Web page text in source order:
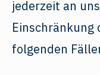
jederzeit an
Einschränkung
folgenden